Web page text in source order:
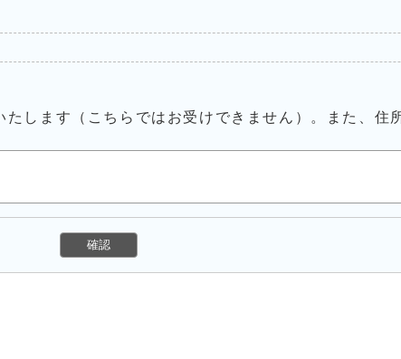
します（こちらではお受けできません）。また、住